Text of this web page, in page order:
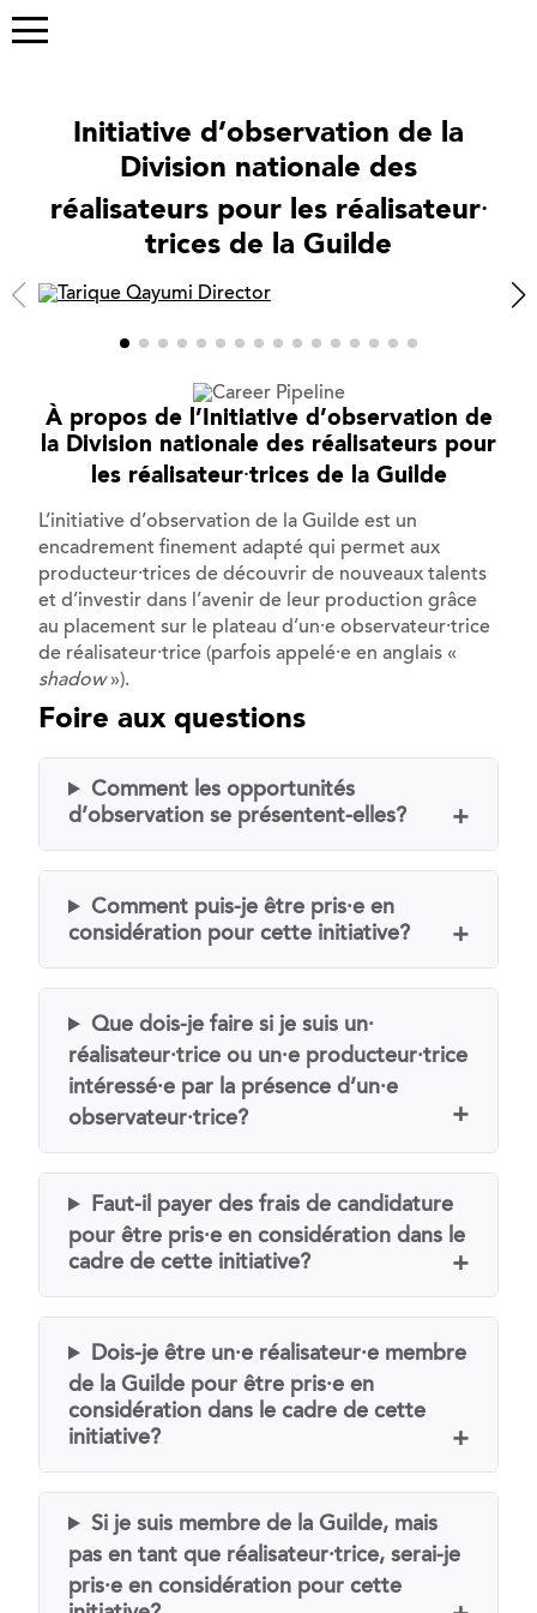
Initiative d’observation de la
Division nationale des
réalisateurs pour les réalisateur⸱
trices de la Guilde
À propos de l’Initiative d’observation de
la Division nationale des réalisateurs pour
les réalisateur⸱trices de la Guilde
L’initiative d’observation de la Guilde est un
encadrement finement adapté qui permet aux
producteur⸱trices de découvrir de nouveaux talents
et d’investir dans l’avenir de leur production grâce
au placement sur le plateau d’un⸱e observateur⸱trice
de réalisateur⸱trice (parfois appelé⸱e en anglais «
shadow»).
Foire aux questions
Comment les opportunités
d’observation se présentent-elles?
Comment puis-je être pris⸱e en
considération pour cette initiative?
Que dois-je faire si je suis un⸱
réalisateur⸱trice ou un⸱e producteur⸱trice
intéressé⸱e par la présence d’un⸱e
observateur⸱trice?
Faut-il payer des frais de candidature
pour être pris⸱e en considération dans le
cadre de cette initiative?
Dois-je être un⸱e réalisateur⸱e membre
de la Guilde pour être pris⸱e en
considération dans le cadre de cette
initiative?
Si je suis membre de la Guilde, mais
pas en tant que réalisateur⸱trice, serai-je
pris⸱e en considération pour cette